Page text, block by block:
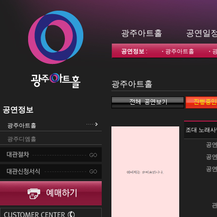
공연정보
광주아트홀
광주디엠홀
광주아트홀 공연일
공연정보 : · 광주아트홀 ·
광주아트홀
조대 노래
공
공
공